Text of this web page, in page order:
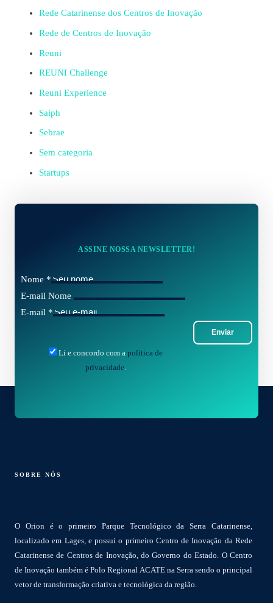
Rede Catarinense dos Centros de Inovação
Rede de Centros de Inovação
Reuni
REUNI Challenge
Reuni Experience
Saiph
Sebrae
Sem categoria
Startups
ASSINE NOSSA NEWSLETTER!
Nome *
E-mail Nome
E-mail *
Enviar
Li e concordo com a política de
privacidade.
SOBRE NÓS
O Orion é o primeiro Parque Tecnológico da Serra Catarinense,
localizado em Lages, e possui o primeiro Centro de Inovação da Rede
Catarinense de Centros de Inovação, do Governo do Estado. O Centro
de Inovação também é Polo Regional ACATE na Serra sendo o principal
vetor de transformação criativa e tecnológica da região.